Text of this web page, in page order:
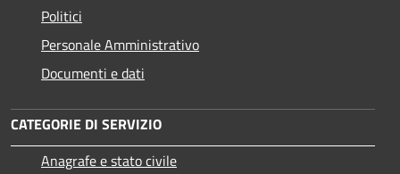
Politici
Personale Amministrativo
Documenti e dati
CATEGORIE DI SERVIZIO
Anagrafe e stato civile